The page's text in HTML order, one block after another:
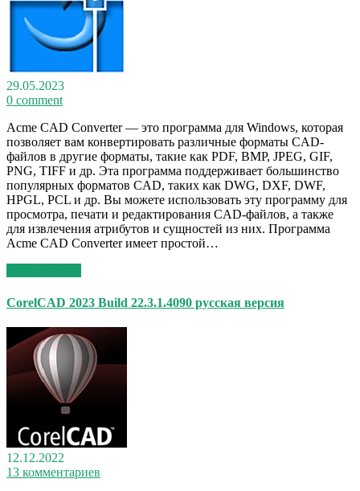
29.05.2023
0 comment
Acme CAD Converter — это программа для Windows, которая
позволяет вам конвертировать различные форматы CAD-
файлов в другие форматы, такие как PDF, BMP, JPEG, GIF,
PNG, TIFF и др. Эта программа поддерживает большинство
популярных форматов CAD, таких как DWG, DXF, DWF,
HPGL, PCL и др. Вы можете использовать эту программу для
просмотра, печати и редактирования CAD-файлов, а также
для извлечения атрибутов и сущностей из них. Программа
Acme CAD Converter имеет простой…
CorelCAD 2023 Build 22.3.1.4090 русская версия
12.12.2022
13 комментариев